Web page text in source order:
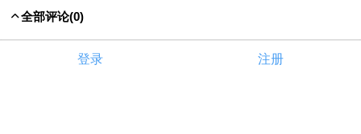
全部评论(0)
登录 注册
评论 赞0